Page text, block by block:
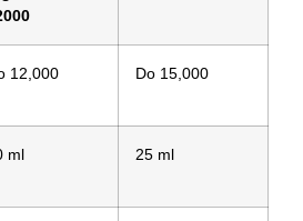
12,000 Do 15,000
ml 25 ml